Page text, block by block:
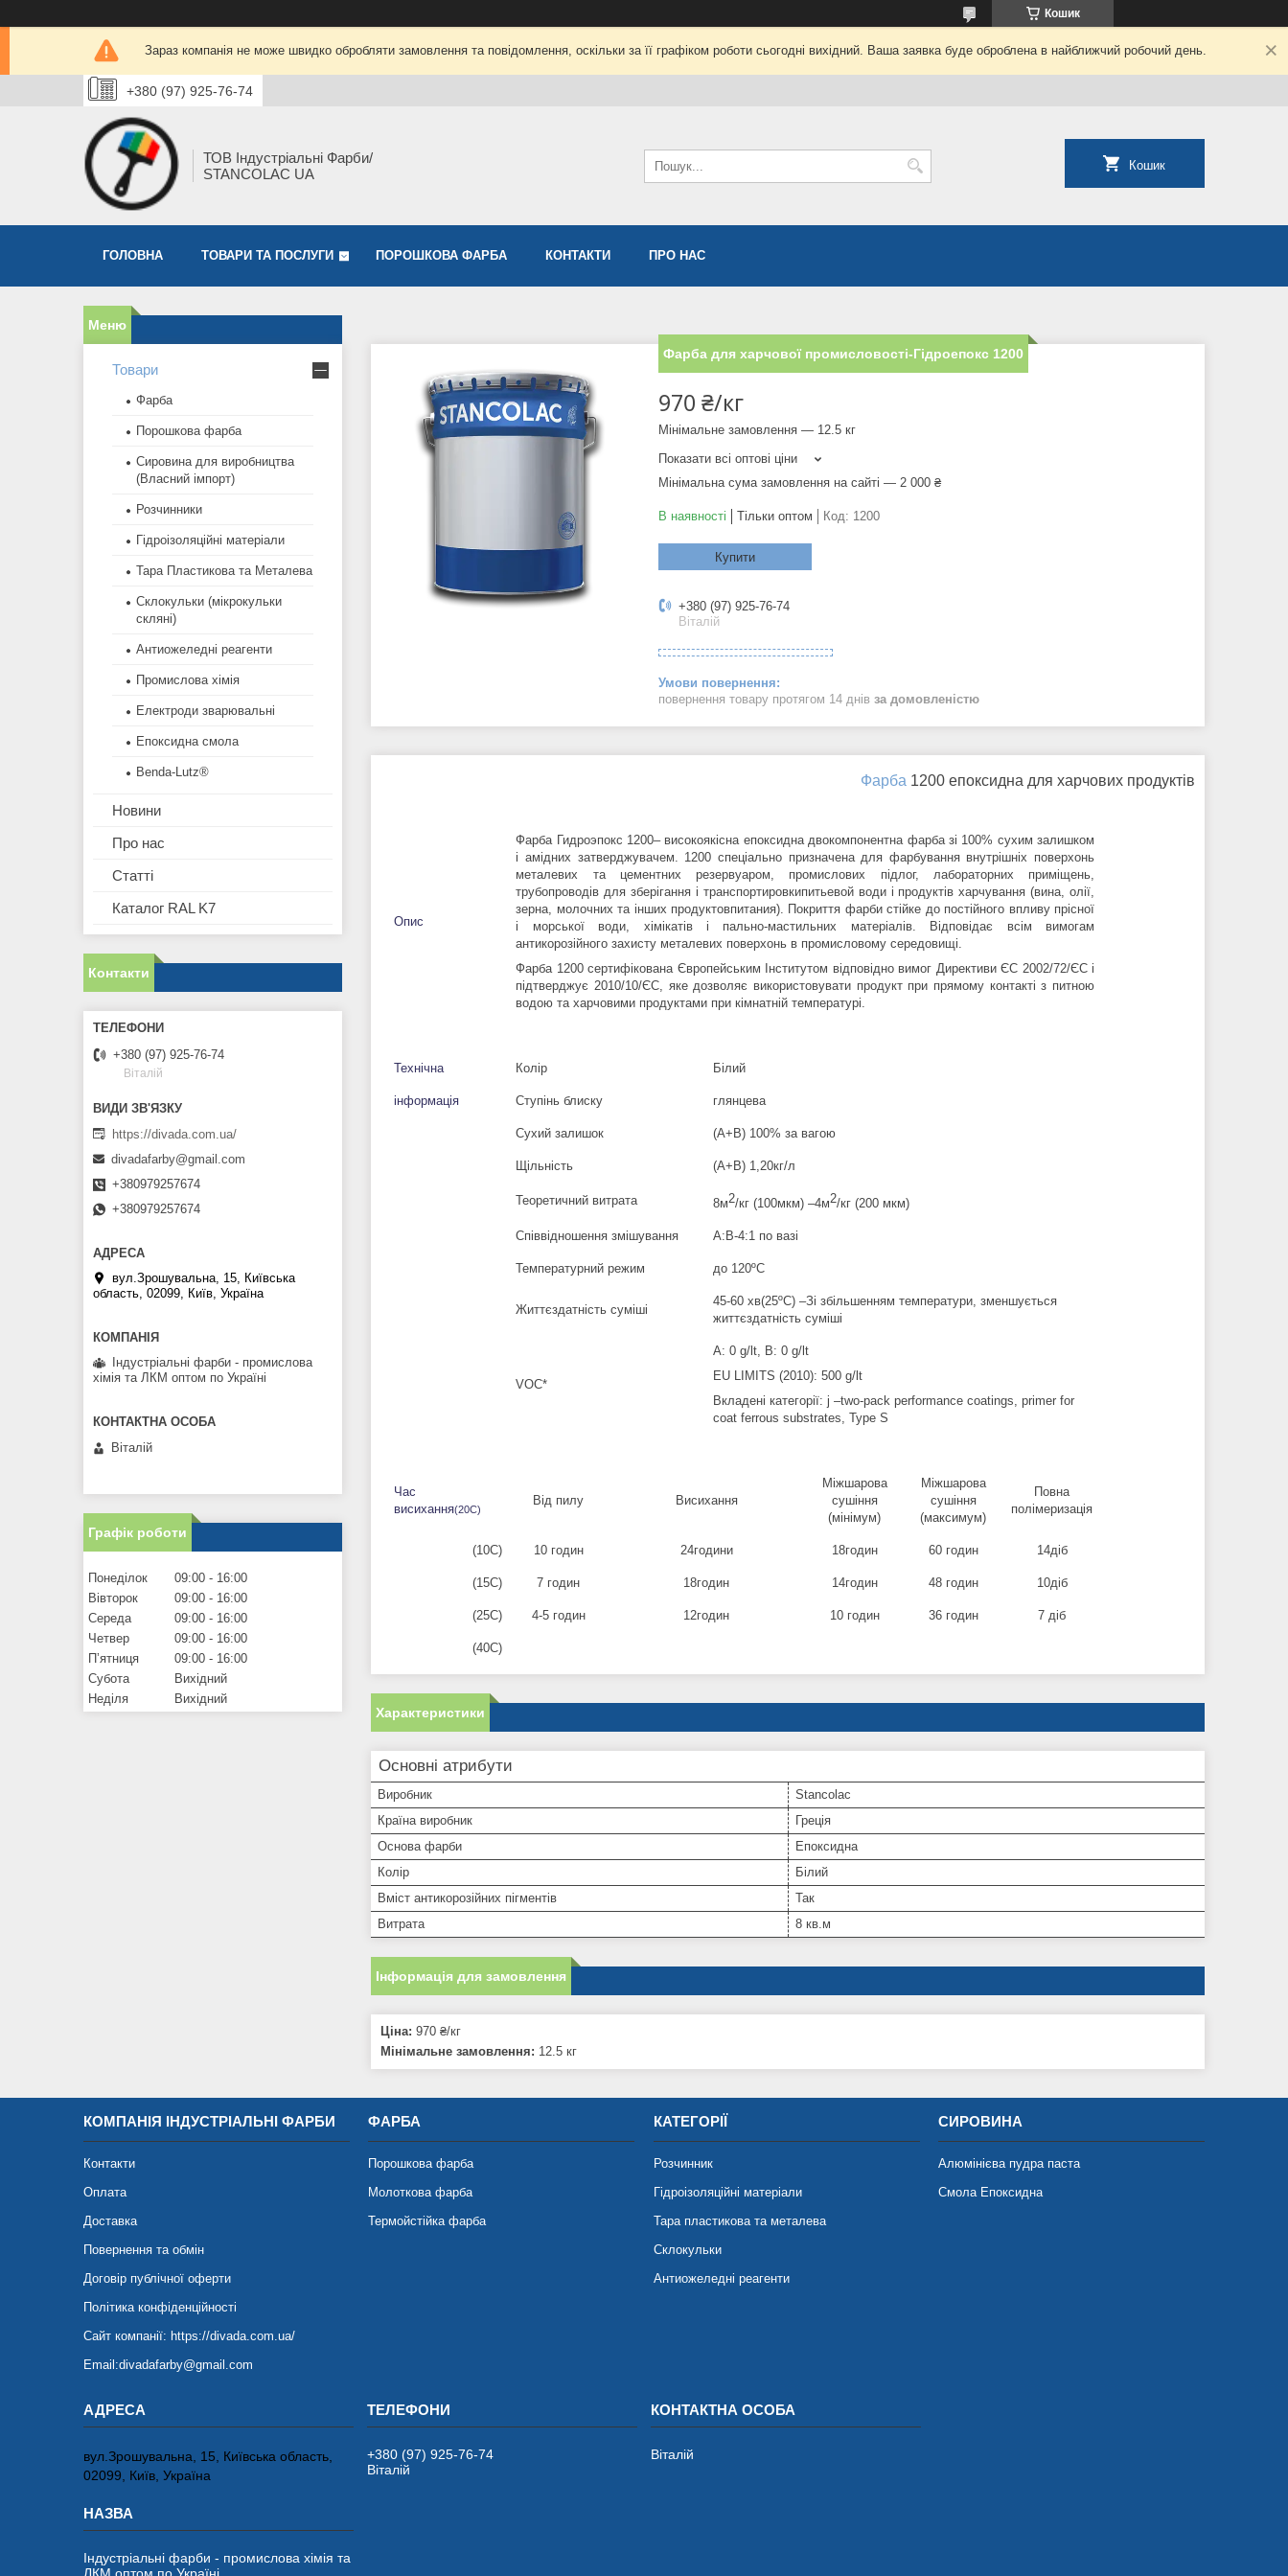
Кошик
Зараз компанія не може швидко обробляти замовлення та повідомлення, оскільки за її графіком роботи сьогодні вихідний. Ваша заявка буде оброблена в найближчий робочий день.
+380 (97) 925-76-74
ТОВ Індустріальні Фарби/
STANCOLAC UA
Кошик
ГОЛОВНА ТОВАРИ ТА ПОСЛУГИ ПОРОШКОВА ФАРБА КОНТАКТИ ПРО НАС
Фарба для харчової промисловості-Гідроепокс 1200
970 ₴/кг
Мінімальне замовлення — 12.5 кг
Показати всі оптові ціни
Мінімальна сума замовлення на сайті — 2 000 ₴
В наявності Тільки оптом Код: 1200
Купити
+380 (97) 925-76-74
Віталій
повернення товару протягом 14 днів за домовленістю
Фарба 1200 епоксидна для харчових продуктів
Опис
Фарба Гидроэпокс 1200– високоякісна епоксидна двокомпонентна фарба зі 100% сухим залишком
і амідних затверджувачем. 1200 спеціально призначена для фарбування внутрішніх поверхонь
металевих та цементних резервуаром, промислових підлог, лабораторних приміщень,
трубопроводів для зберігання і транспортировкипитьевой води і продуктів харчування (вина, олії,
зерна, молочних та інших продуктовпитания). Покриття фарби стійке до постійного впливу прісної
і морської води, хімікатів і пально-мастильних матеріалів. Відповідає всім вимогам
антикорозійного захисту металевих поверхонь в промисловому середовищі.
Фарба 1200 сертифікована Європейським Інститутом відповідно вимог Директиви ЄС 2002/72/ЄС і
підтверджує 2010/10/ЄС, яке дозволяє використовувати продукт при прямому контакті з питною
водою та харчовими продуктами при кімнатній температурі.
Технічна Колір Білий
інформація Ступінь блиску глянцева
Сухий залишок (Α+ Β) 100%за вагою
Щільність (Α+B) 1,20кг/л
Теоретичний витрата 8м2/кг (100мкм) –4м2/кг (200 мкм)
Співвідношення змішування Α: Β-4:1 по вазі
Температурний режим до 120ºC
Життєздатність суміші
45-60 хв(25ºC) –Зі збільшенням температури, зменшується
життєздатність суміші
VOC*
Α: 0 g/lt, Β: 0 g/lt
EU LIMITS (2010): 500 g/lt
Вкладені категорії:j –two-pack performance coatings , primer for
coat ferrous substrates, Type S
Час
висихання(20C)
Від пилу Висихання
Міжшарова
сушіння
(мінімум)
Міжшарова
сушіння
(максимум)
Повна
полімеризація
(10C) 10 годин 24години 18годин 60 годин 14діб
(15C) 7 годин 18годин 14годин 48 годин 10діб
(25C) 4-5 годин 12годин 10 годин 36 годин 7 діб
(40C)
Характеристики
Основні атрибути
Виробник
Stancolac
Країна виробник
Греція
Основа фарби
Епоксидна
Колір
Білий
Вміст антикорозійних пігментів
Так
Витрата
8 кв.м
Інформація для замовлення
Ціна: 970 ₴/кг
Мінімальне замовлення: 12.5 кг
Товари
Фарба
Порошкова фарба
Сировина для виробництва
(Власний імпорт)
Розчинники
Гідроізоляційні матеріали
Тара Пластикова та Металева
Склокульки (мікрокульки
скляні)
Антиожеледні реагенти
Промислова хімія
Електроди зварювальні
Епоксидна смола
Benda-Lutz®
Новини
Про нас
Статті
Каталог RAL K7
Контакти
+380 (97) 925-76-74
Віталій
https://divada.com.ua/
divadafarby@gmail.com
+380979257674
+380979257674
вул.Зрошувальна, 15, Київська
область, 02099, Київ, Україна
Індустріальні фарби - промислова
хімія та ЛКМ оптом по Україні
Віталій
Графік роботи
Понеділок 09:00
16:00
Вівторок
09:00
16:00
Середа
09:00
16:00
Четвер
09:00
16:00
Пʼятниця
09:00
16:00
Субота
Вихідний
Неділя
Вихідний
КОМПАНІЯ ІНДУСТРІАЛЬНІ ФАРБИ
Контакти
Оплата
Доставка
Повернення та обмін
Договір публічної оферти
Політика конфіденційності
Сайт компанії: https://divada.com.ua/
Email:divadafarby@gmail.com
ФАРБА
Порошкова фарба
Молоткова фарба
Термойстійка фарба
КАТЕГОРІЇ
Розчинник
Гідроізоляційні матеріали
Тара пластикова та металева
Склокульки
Антиожеледні реагенти
СИРОВИНА
Алюмінієва пудра паста
Смола Епоксидна
вул.Зрошувальна, 15, Київська область,
02099, Київ, Україна
Індустріальні фарби - промислова хімія та
+380 (97) 925-76-74
Віталій
Віталій